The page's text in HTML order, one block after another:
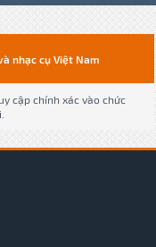
nhạc cụ Việt Nam
cập chính xác vào chức